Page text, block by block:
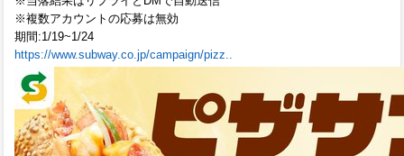
※複数アカウントの応募は無効
期間:1/19~1/24
https://www.subway.co.jp/campaign/pizz..